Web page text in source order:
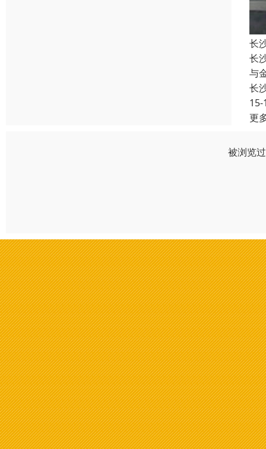
长
长
与
长
15-
更
被浏览